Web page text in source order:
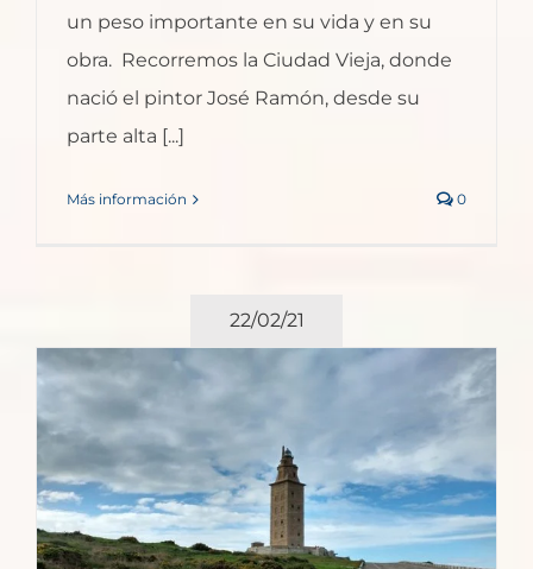
un peso importante en su vida y en su
obra. Recorremos la Ciudad Vieja, donde
nació el pintor José Ramón, desde su
parte alta [...]
Más información 0
22/02/21